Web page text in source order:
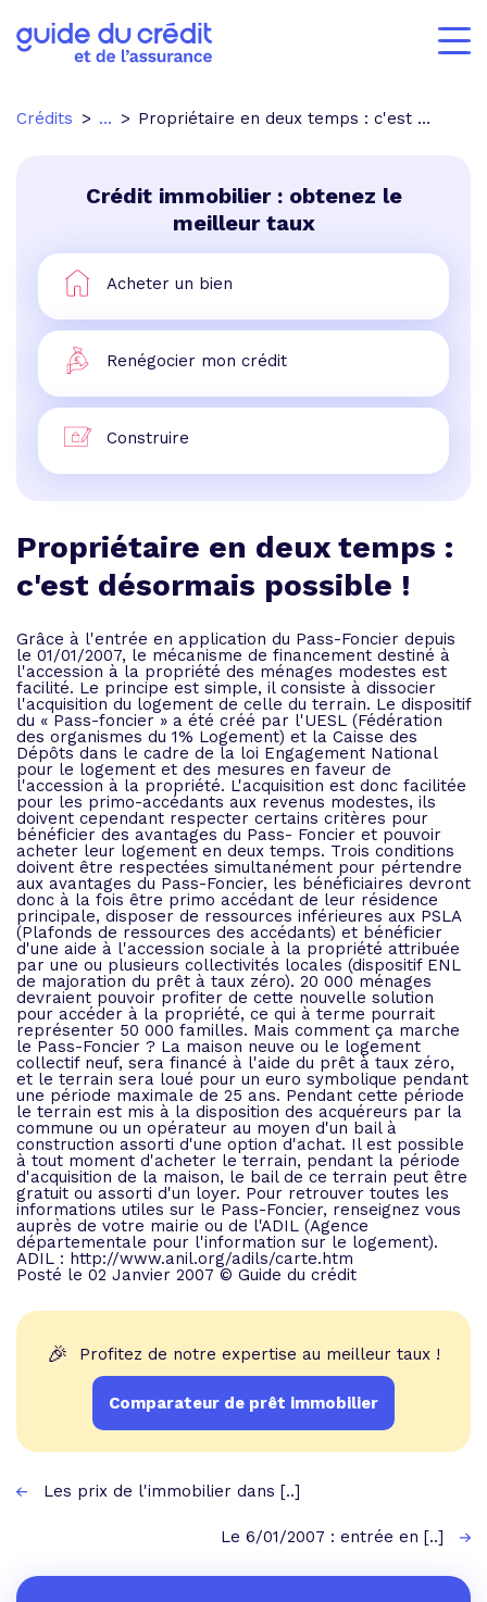
Crédits ... Propriétaire en deux temps : c'est désormais possible !
Crédit immobilier : obtenez le
meilleur taux
Acheter un bien
Renégocier mon crédit
Construire
Propriétaire en deux temps :
c'est désormais possible !
Grâce à l'entrée en application du Pass-Foncier depuis
le 01/01/2007, le mécanisme de financement destiné à
l'accession à la propriété des ménages modestes est
facilité. Le principe est simple, il consiste à dissocier
l'acquisition du logement de celle du terrain. Le dispositif
du « Pass-foncier » a été créé par l'UESL (Fédération
des organismes du 1% Logement) et la Caisse des
Dépôts dans le cadre de la loi Engagement National
pour le logement et des mesures en faveur de
l'accession à la propriété. L'acquisition est donc facilitée
pour les primo-accédants aux revenus modestes, ils
doivent cependant respecter certains critères pour
bénéficier des avantages du Pass- Foncier et pouvoir
acheter leur logement en deux temps. Trois conditions
doivent être respectées simultanément pour pértendre
aux avantages du Pass-Foncier, les bénéficiaires devront
donc à la fois être primo accédant de leur résidence
principale, disposer de ressources inférieures aux PSLA
(Plafonds de ressources des accédants) et bénéficier
d'une aide à l'accession sociale à la propriété attribuée
par une ou plusieurs collectivités locales (dispositif ENL
de majoration du prêt à taux zéro). 20 000 ménages
devraient pouvoir profiter de cette nouvelle solution
pour accéder à la propriété, ce qui à terme pourrait
représenter 50 000 familles. Mais comment ça marche
le Pass-Foncier ? La maison neuve ou le logement
collectif neuf, sera financé à l'aide du prêt à taux zéro,
et le terrain sera loué pour un euro symbolique pendant
une période maximale de 25 ans. Pendant cette période
le terrain est mis à la disposition des acquéreurs par la
commune ou un opérateur au moyen d'un bail à
construction assorti d'une option d'achat. Il est possible
à tout moment d'acheter le terrain, pendant la période
d'acquisition de la maison, le bail de ce terrain peut être
gratuit ou assorti d'un loyer. Pour retrouver toutes les
informations utiles sur le Pass-Foncier, renseignez vous
auprès de votre mairie ou de l'ADIL (Agence
départementale pour l'information sur le logement).
ADIL : http://www.anil.org/adils/carte.htm
Posté le 02 Janvier 2007 © Guide du crédit
🎉 Profitez de notre expertise au meilleur taux !
Comparateur de prêt immobilier
Les prix de l'immobilier dans [..]
Le 6/01/2007 : entrée en [..]